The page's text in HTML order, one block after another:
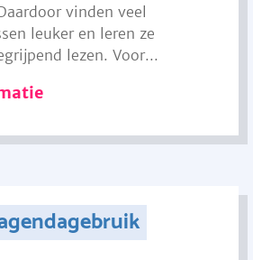
vinden veel
leuker en leren ze
lezen. Voor...